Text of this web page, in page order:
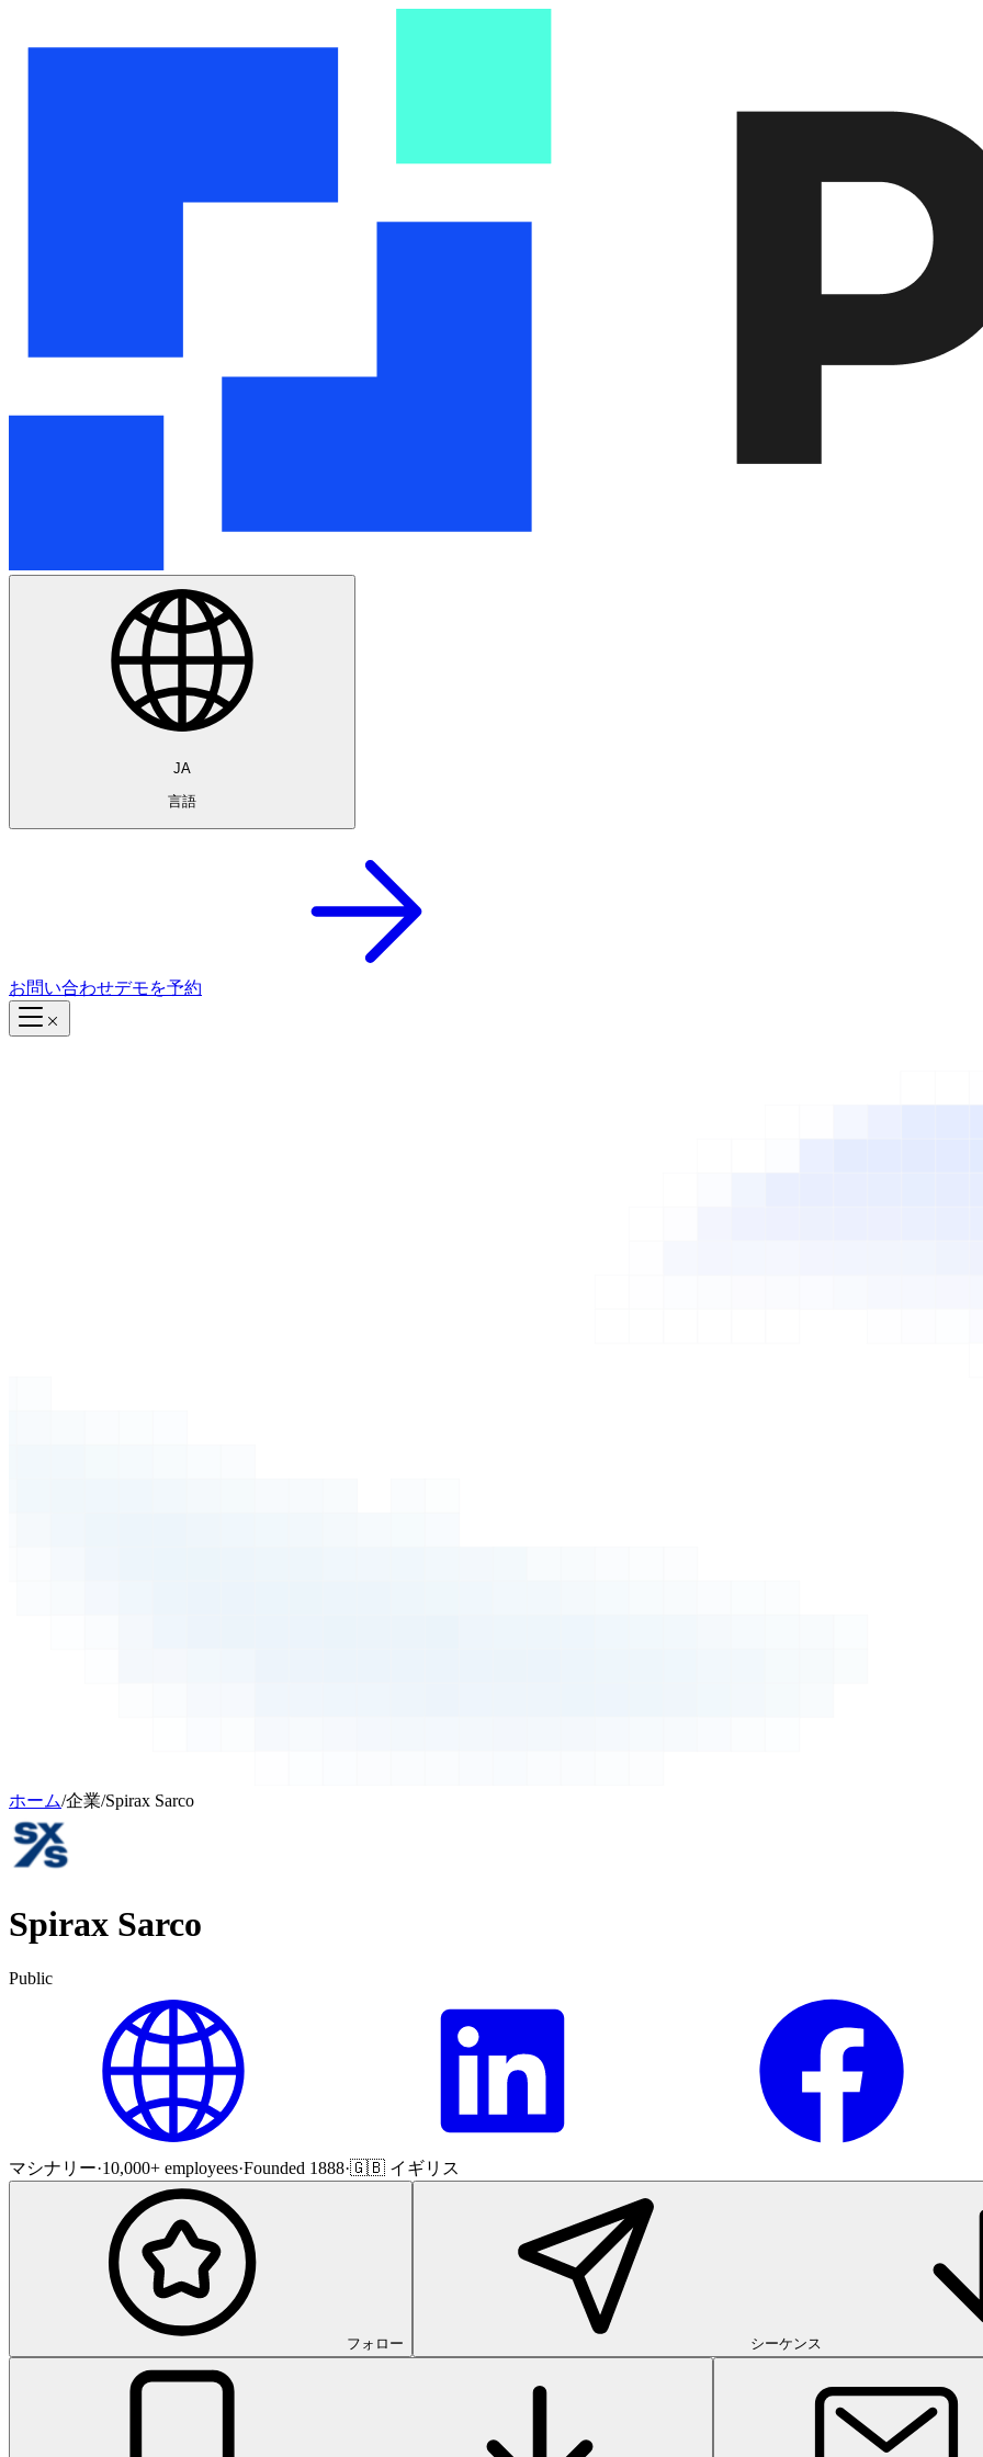
JA
言語
お問い合わせデモを予約
ホーム/企業/Spirax Sarco
Spirax Sarco
Public
マシナリー·10,000+ employees·Founded 1888·🇬🇧 イギリス
フォロー シーケンス